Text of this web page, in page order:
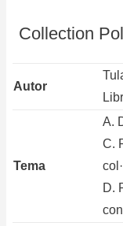
Collection
Autor
Tema
A.
C.
D.